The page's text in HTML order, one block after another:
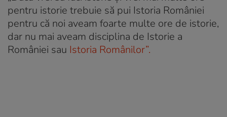
pentru istorie trebuie să pui Istoria României
pentru că noi aveam foarte multe ore de istorie,
dar nu mai aveam disciplina de Istorie a
României sau Istoria Românilor”.